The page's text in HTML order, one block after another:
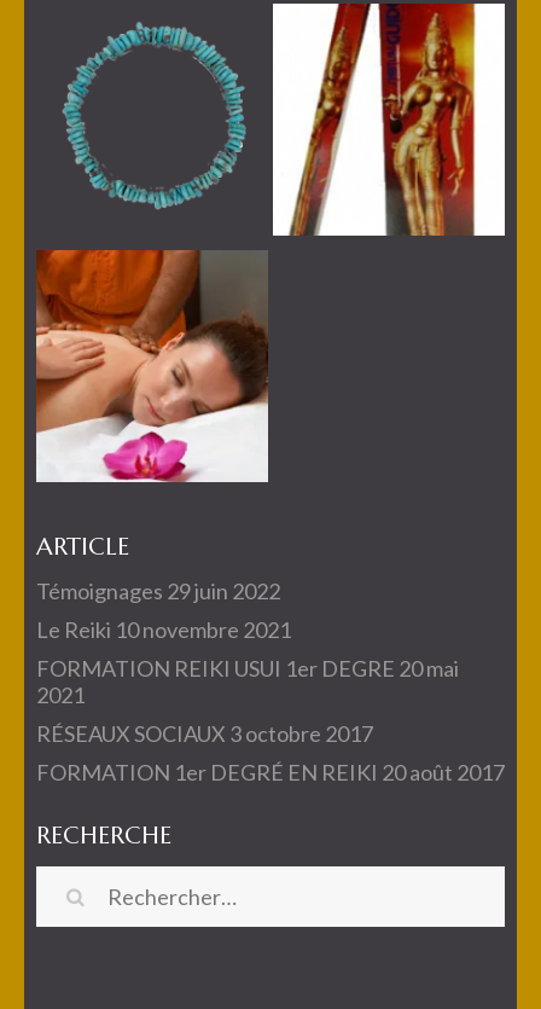
ARTICLE
Témoignages 29 juin 2022
Le Reiki 10 novembre 2021
FORMATION REIKI USUI 1er DEGRE 20 mai
2021
RÉSEAUX SOCIAUX 3 octobre 2017
FORMATION 1er DEGRÉ EN REIKI 20 août 2017
RECHERCHE
Rechercher :